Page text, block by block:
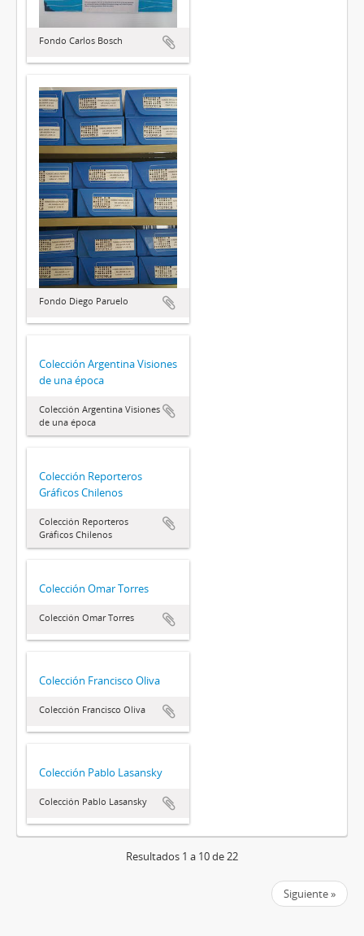
Fondo Carlos Bosch
Fondo Diego Paruelo
Colección Argentina Visiones
de una época
Colección Argentina Visiones
de una época
Colección Reporteros
Gráficos Chilenos
Colección Reporteros
Gráficos Chilenos
Colección Omar Torres
Colección Omar Torres
Colección Francisco Oliva
Colección Francisco Oliva
Colección Pablo Lasansky
Colección Pablo Lasansky
Resultados 1 a 10 de 22
Siguiente »